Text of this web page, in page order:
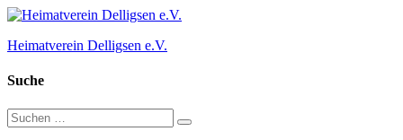
Zum
springen
Heimatverein Delligsen e.V.
Suche
Suchen
nach:
Suchen